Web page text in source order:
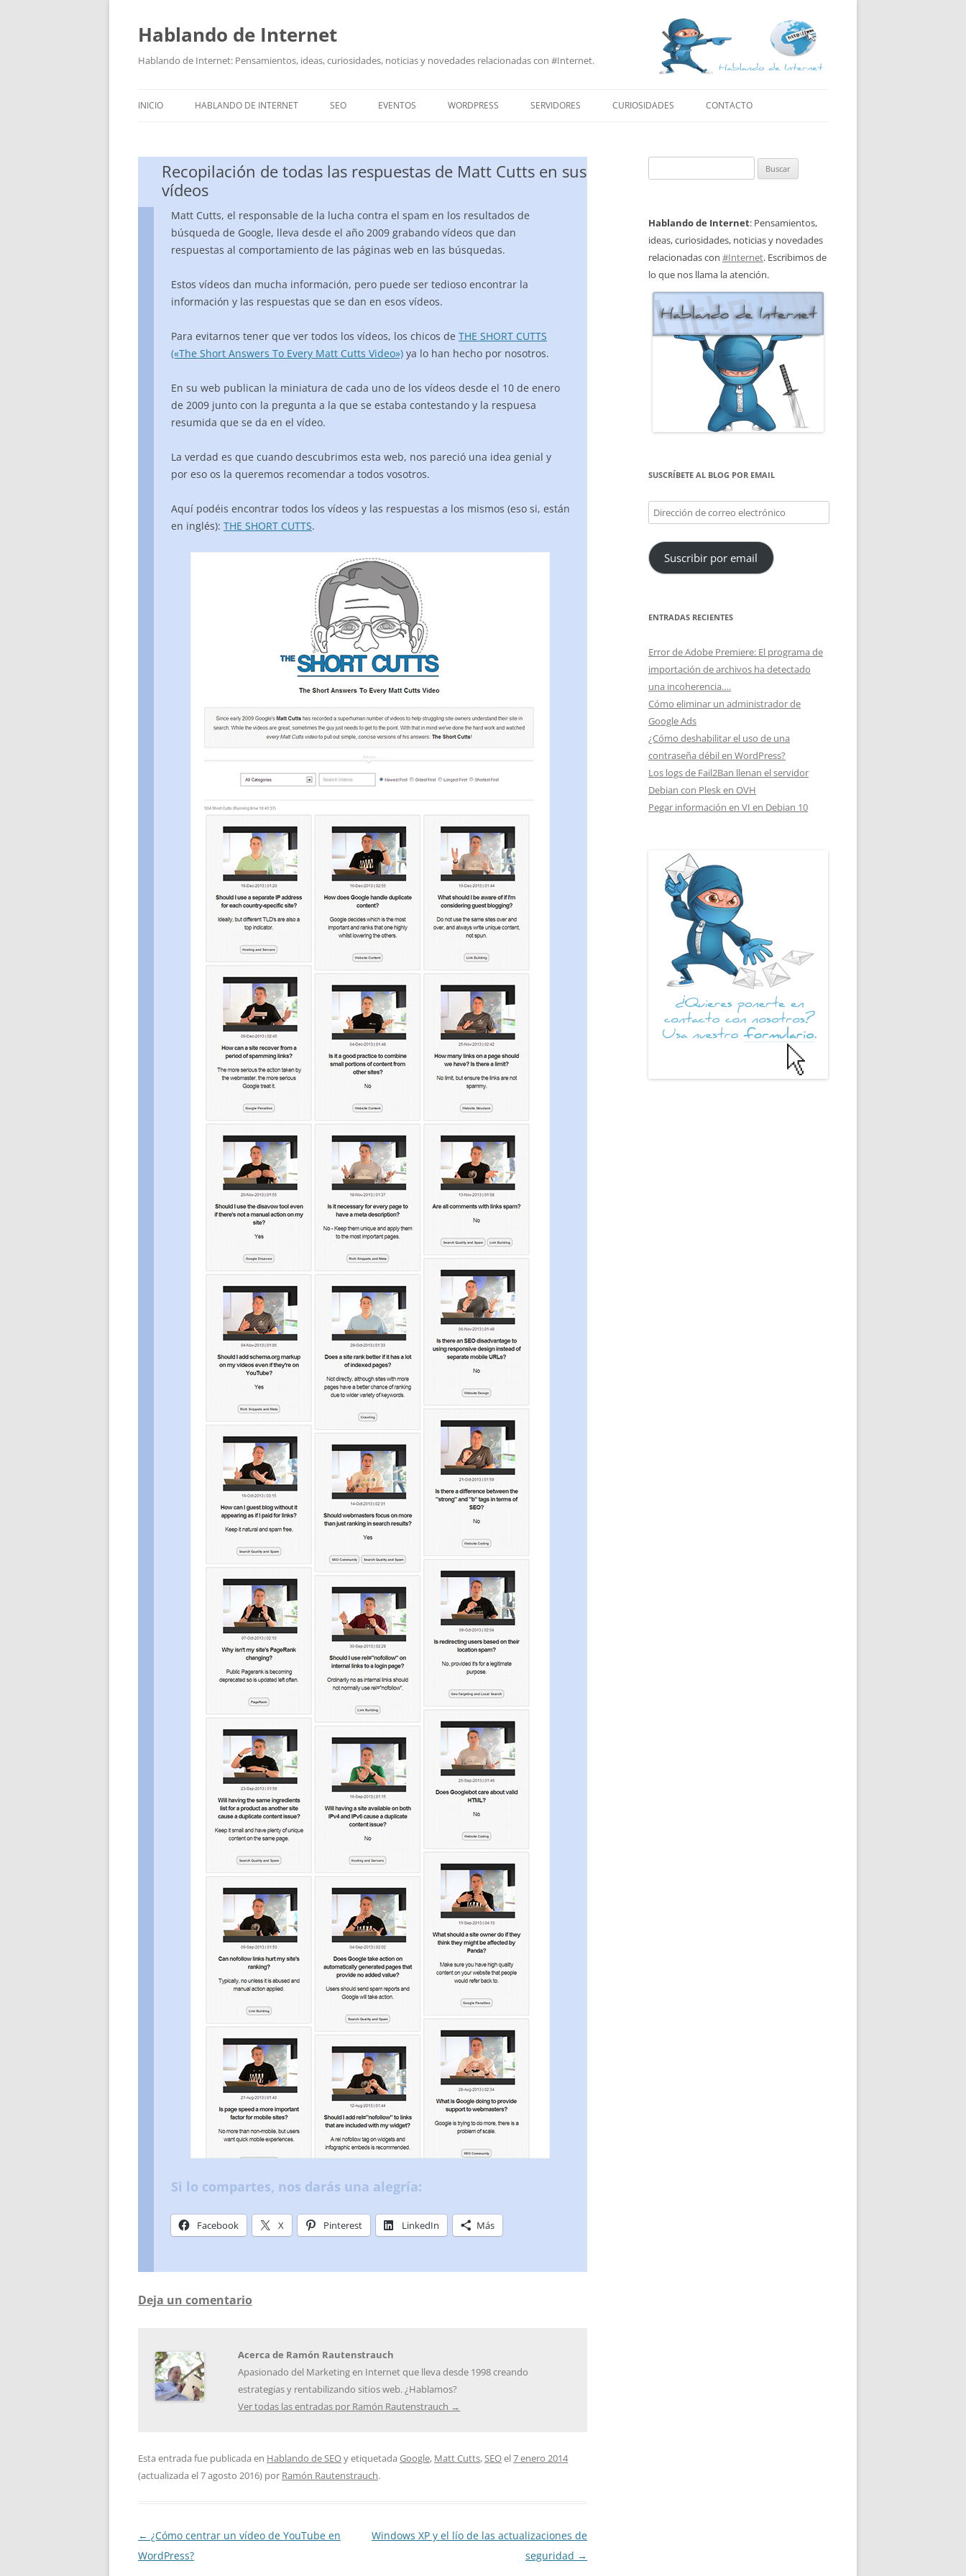
Hablando de Internet
Hablando de Internet: Pensamientos, ideas, curiosidades, noticias y novedades relacionadas con #Internet.
Saltar
contenido
INICIO HABLANDO DE INTERNET SEO EVENTOS WORDPRESS SERVIDORES CURIOSIDADES CONTACTO
Recopilación de todas las respuestas de Matt Cutts en sus
vídeos
Matt Cutts, el responsable de la lucha contra el spam en los resultados de
búsqueda de Google, lleva desde el año 2009 grabando vídeos que dan
respuestas al comportamiento de las páginas web en las búsquedas.
Estos vídeos dan mucha información, pero puede ser tedioso encontrar la
información y las respuestas que se dan en esos vídeos.
Para evitarnos tener que ver todos los vídeos, los chicos de THE SHORT CUTTS
(«The Short Answers To Every Matt Cutts Video») ya lo han hecho por nosotros.
En su web publican la miniatura de cada uno de los vídeos desde el 10 de enero
de 2009 junto con la pregunta a la que se estaba contestando y la respuesa
resumida que se da en el vídeo.
La verdad es que cuando descubrimos esta web, nos pareció una idea genial y
por eso os la queremos recomendar a todos vosotros.
Aquí podéis encontrar todos los vídeos y las respuestas a los mismos (eso si, están
en inglés): THE SHORT CUTTS.
Si lo compartes, nos darás una alegría:
Facebook X Pinterest LinkedIn Más
Deja un comentario
Acerca de Ramón Rautenstrauch
Apasionado del Marketing en Internet que lleva desde 1998 creando
estrategias y rentabilizando sitios web. ¿Hablamos?
Ver todas las entradas por Ramón Rautenstrauch →
Esta entrada fue publicada en Hablando de SEOy etiquetada Google, Matt Cutts,SEOel7 enero 2014
(actualizada el7 agosto 2016) por Ramón Rautenstrauch.
Navegación
de
← ¿Cómo centrar un vídeo de YouTube en
WordPress?
Windows XP y el lío de las actualizaciones de
seguridad →
Hablando de Internet: Pensamientos,
ideas, curiosidades, noticias y novedades
relacionadas con #Internet. Escribimos de
lo que nos llama la atención.
SUSCRÍBETE AL BLOG POR EMAIL
Dirección
de
correo
electrónico
Suscribir por email
ENTRADAS RECIENTES
Error de Adobe Premiere: El programa de
importación de archivos ha detectado
una incoherencia….
Cómo eliminar un administrador de
Google Ads
¿Cómo deshabilitar el uso de una
contraseña débil en WordPress?
Los logs de Fail2Ban llenan el servidor
Debian con Plesk en OVH
Pegar información en VI en Debian 10